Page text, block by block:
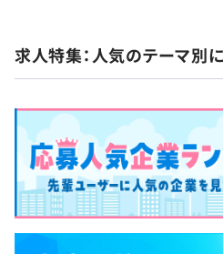
求人特集：人気のテーマ別